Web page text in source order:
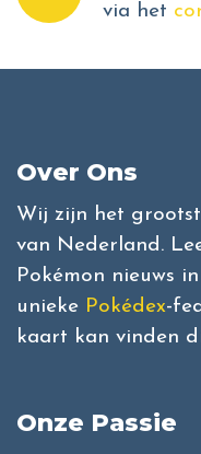
via het
Over Ons
Wij zijn het
van Nederland.
Pokémon nieuws
unieke Pokédex-
kaart kan vinden
Onze Passie